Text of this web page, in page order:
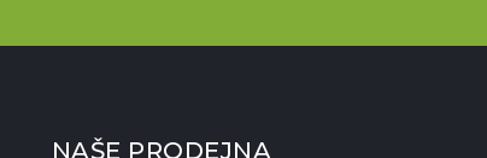
NAŠE PRODEJNA